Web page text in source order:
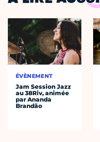
ÉVÈNEMENT
Jam Session Jazz
au 38Riv, animée
par Ananda
Brandão